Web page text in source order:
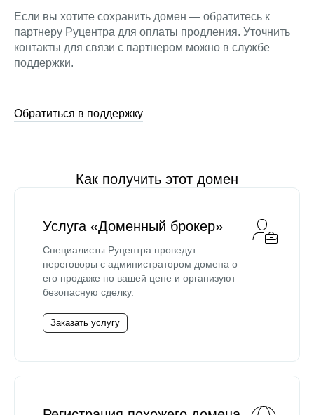
Если вы хотите сохранить домен — обратитесь к
партнеру Руцентра для оплаты продления. Уточнить
контакты для связи с партнером можно в службе
поддержки.
Обратиться в поддержку
Как получить этот домен
Услуга «Доменный брокер»
Специалисты Руцентра проведут
переговоры с администратором домена о
его продаже по вашей цене и организуют
безопасную сделку.
Заказать услугу